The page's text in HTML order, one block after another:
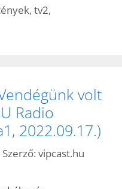
, tv2,
volt
Radio
2022.09.17.)
Szerző: vipcast.hu